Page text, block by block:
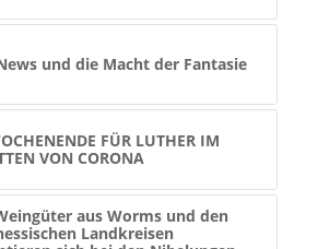
und die Macht der Fantasie
FÜR LUTHER IM
VON CORONA
aus Worms und den
Landkreisen